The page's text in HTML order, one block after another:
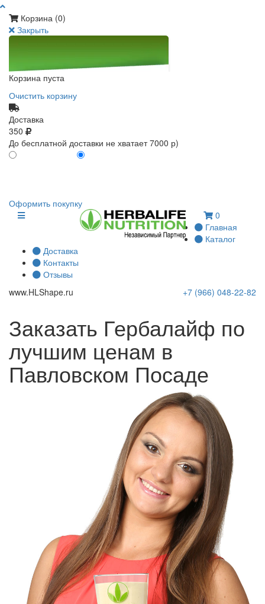
Корзина (0)
Закрыть
Корзина пуста
Очистить корзину
Доставка
350
До бесплатной доставки не хватает 7000 р)
Оформить покупку
0
Главная
Каталог
Доставка
Контакты
Отзывы
www.HLShape.ru +7 (966) 048-22-82
Заказать Гербалайф по
лучшим ценам в
Павловском Посаде